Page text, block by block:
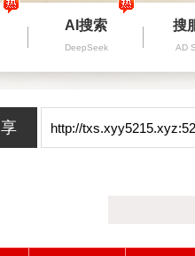
AI搜索
DeepSeek
搜
AD